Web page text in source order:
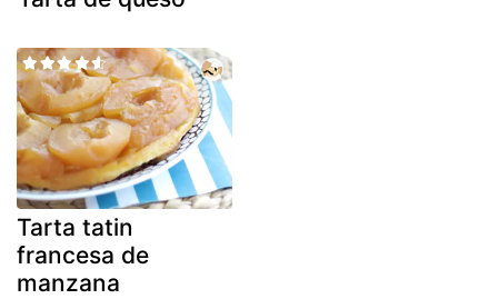
Tarta tatin
francesa de
manzana